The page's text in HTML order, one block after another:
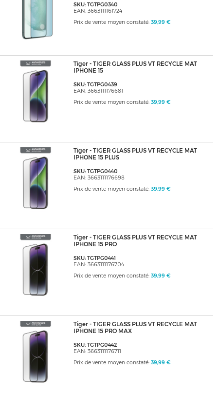
SKU: TGTPG0340
EAN: 3663111161724
Prix de vente moyen constaté: 39,99 €
Tiger - TIGER GLASS PLUS VT RECYCLE MAT
IPHONE 15
SKU: TGTPG0439
EAN: 3663111176681
Prix de vente moyen constaté: 39,99 €
Tiger - TIGER GLASS PLUS VT RECYCLE MAT
IPHONE 15 PLUS
SKU: TGTPG0440
EAN: 3663111176698
Prix de vente moyen constaté: 39,99 €
Tiger - TIGER GLASS PLUS VT RECYCLE MAT
IPHONE 15 PRO
SKU: TGTPG0441
EAN: 3663111176704
Prix de vente moyen constaté: 39,99 €
Tiger - TIGER GLASS PLUS VT RECYCLE MAT
IPHONE 15 PRO MAX
SKU: TGTPG0442
EAN: 3663111176711
Prix de vente moyen constaté: 39,99 €